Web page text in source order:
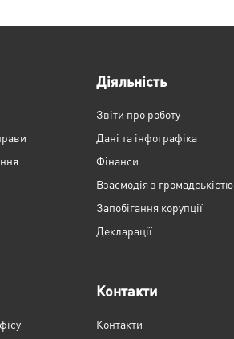
Діяльність
Звіти про роботу
Дані та інфографіка
Фінанси
Взаємодія з громадськістю
Запобігання корупції
Декларації
Контакти
Контакти